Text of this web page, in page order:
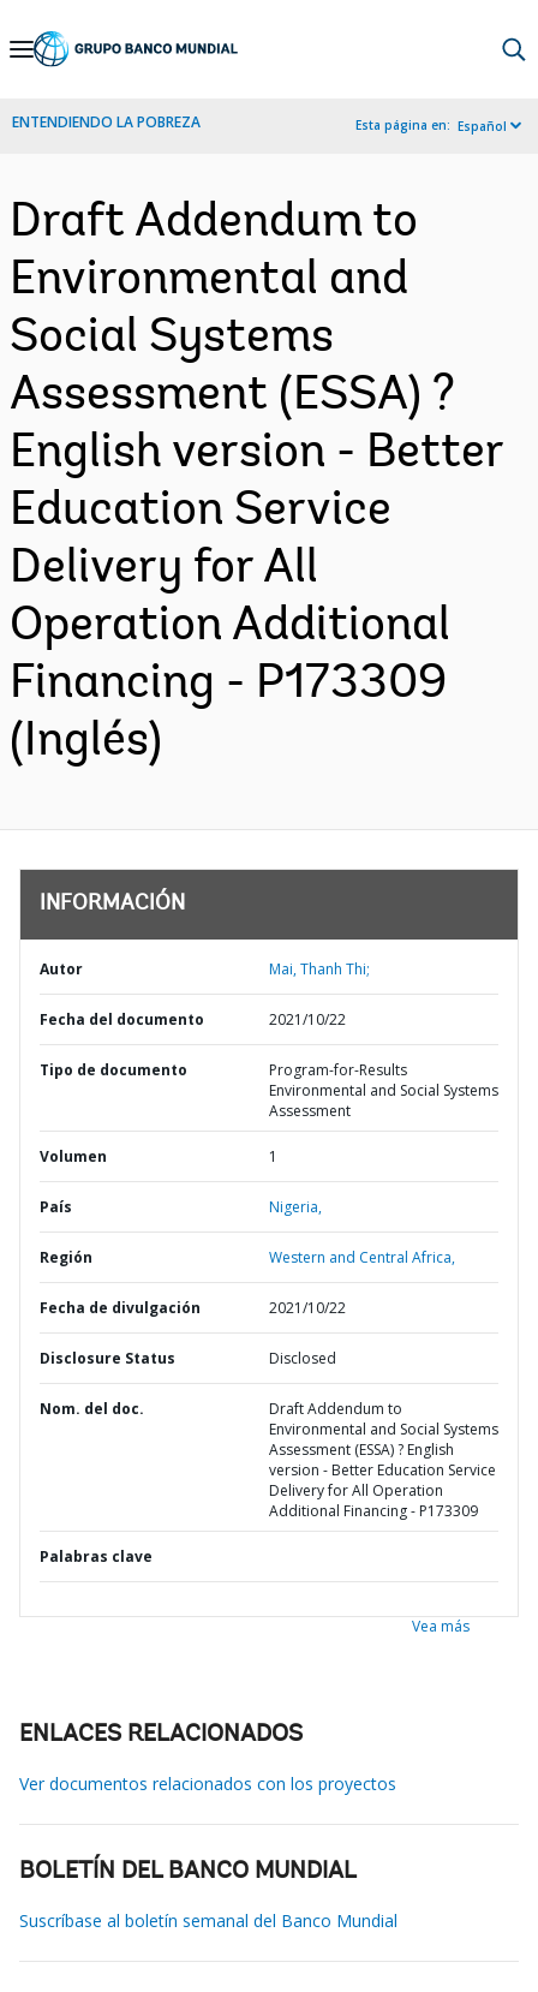
Skip
Navigation
ENTENDIENDO LA POBREZA Esta página en: Español
Draft Addendum to
Environmental and
Social Systems
Assessment (ESSA) ?
English version - Better
Education Service
Delivery for All
Operation Additional
Financing - P173309
(Inglés)
INFORMACIÓN
Autor Mai, Thanh Thi;
Fecha del documento 2021/10/22
Tipo de documento
Program-for-Results
Environmental and Social Systems
Assessment
Volumen 1
País Nigeria,
Región Western and Central Africa,
Fecha de divulgación 2021/10/22
Disclosure Status Disclosed
Nom. del doc.
Draft Addendum to
Environmental and Social Systems
Assessment (ESSA) ? English
version - Better Education Service
Delivery for All Operation
Additional Financing - P173309
Palabras clave
Vea más
ENLACES RELACIONADOS
Ver documentos relacionados con los proyectos
BOLETÍN DEL BANCO MUNDIAL
Suscríbase al boletín semanal del Banco Mundial